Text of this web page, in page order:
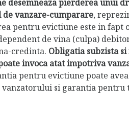
desemneaza pierderea unui
de vanzare-cumparare,
pentru evictiune este in fapt
de vina (culpa)
credinta. Obligatia subzista
invoca atat impotriva
pentru evictiune poate
si garantia